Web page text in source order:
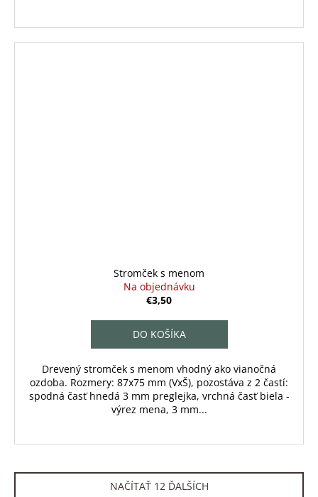
Stromček s menom
Na objednávku
€3,50
DO KOŠÍKA
Drevený stromček s menom vhodný ako vianočná
ozdoba. Rozmery: 87x75 mm (VxŠ), pozostáva z 2 častí:
spodná časť hnedá 3 mm preglejka, vrchná časť biela -
výrez mena, 3 mm...
NAČÍTAŤ 12 ĎALŠÍCH